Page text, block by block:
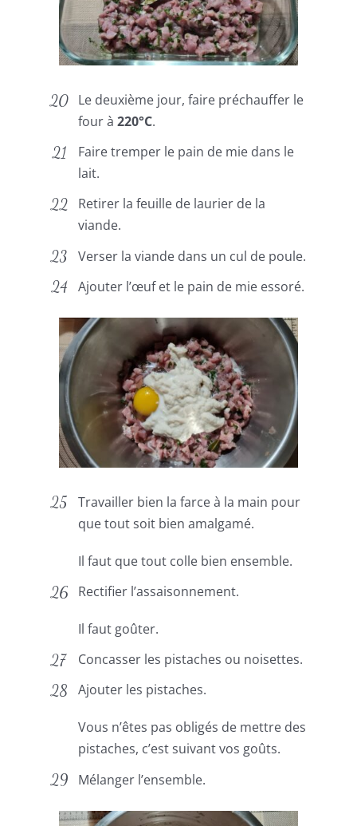
Le deuxième jour, faire préchauffer le
four à220°C.
Faire tremper le pain de mie dans le
lait.
Retirer la feuille de laurier de la
viande.
Verser la viande dans un cul de poule.
Ajouter l’œuf et le pain de mie essoré.
Travailler bien la farce à la main pour
que tout soit bien amalgamé.
Il faut que tout colle bien ensemble.
Rectifier l’assaisonnement.
Il faut goûter.
Concasser les pistaches ou noisettes.
Ajouter les pistaches.
Vous n’êtes pas obligés de mettre des
pistaches, c’est suivant vos goûts.
Mélanger l’ensemble.